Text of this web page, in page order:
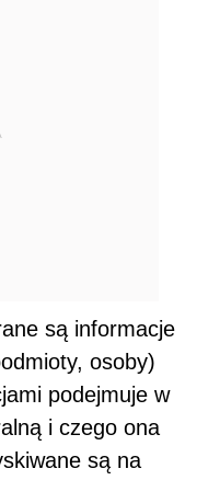
są informacje
osoby)
podejmuje w
i czego ona
są na